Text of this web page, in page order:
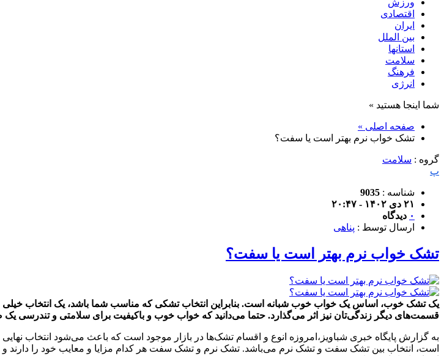
اقتصادی
ایران
بین الملل
استانها
سلامت
فرهنگ
انرژی
شما اینجا هستید »
صفحه اصلی »
تشک خواب نرم بهتر است یا سفت؟
گروه : سلامت
پ
شناسه : 9035
۲۱ دی ۱۴۰۲ - ۲۰:۴۷
۰ دیدگاه
ارسال توسط : پناهی
تشک خواب نرم بهتر است یا سفت؟
یک تشک خوب، اساس یک خواب خوب شبانه است. بنابراین انتخاب تشکی که مناسب شما باشد، یک انتخاب
قسمت‌های دیگر زندگی‌تان نیز اثر می‌گذارد. حتما می‌دانید که خواب خوب و باکیفیت برای سلامتی و تندرسی
به گزارش پایگاه خبری شباویز،امروزه انوع و اقسام تشک‌ها در بازار موجود است که باعث می‌شود انتخاب
است، انتخاب بین تشک سفت و تشک نرم می‌باشد. تشک نرم و تشک سفت هر کدام مزایا و معایب خود را دارند